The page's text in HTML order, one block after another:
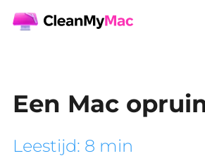
Een Mac
Leestijd: 8 min